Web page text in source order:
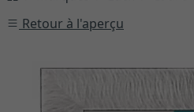
Retour à l'aperçu